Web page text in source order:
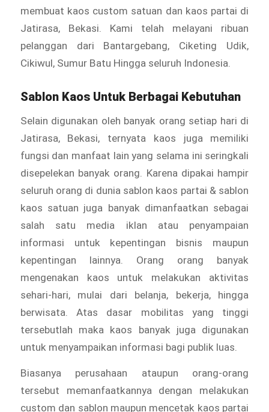
membuat kaos custom satuan dan kaos partai di
Jatirasa, Bekasi. Kami telah melayani ribuan
pelanggan dari Bantargebang, Ciketing Udik,
Cikiwul, Sumur Batu Hingga seluruh Indonesia.
Sablon Kaos Untuk Berbagai Kebutuhan
Selain digunakan oleh banyak orang setiap hari di
Jatirasa, Bekasi, ternyata kaos juga memiliki
fungsi dan manfaat lain yang selama ini seringkali
disepelekan banyak orang. Karena dipakai hampir
seluruh orang di dunia sablon kaos partai & sablon
kaos satuan juga banyak dimanfaatkan sebagai
salah satu media iklan atau penyampaian
informasi untuk kepentingan bisnis maupun
kepentingan lainnya. Orang orang banyak
mengenakan kaos untuk melakukan aktivitas
sehari-hari, mulai dari belanja, bekerja, hingga
berwisata. Atas dasar mobilitas yang tinggi
tersebutlah maka kaos banyak juga digunakan
untuk menyampaikan informasi bagi publik luas.
Biasanya perusahaan ataupun orang-orang
tersebut memanfaatkannya dengan melakukan
custom dan sablon maupun mencetak kaos partai